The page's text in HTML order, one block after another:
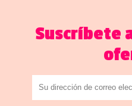
Suscríbete